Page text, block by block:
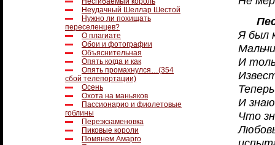
Неудачный Шеллар Шестой
Нужно ли похищать
переселенцев?
О плагиате
Обои и фотографии
Объяснительная
Опять когда и как
Опять промахнулся…(354
сбой телепортации)
Осень
Охота на маньяков
Пассионарио и фиолетовые
гоблины
Переэкзаменовка
Пиковые короли
Помянем Амарго
Я был
И
И
Что